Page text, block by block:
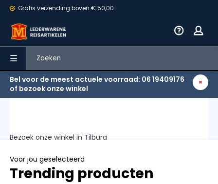
Gratis verzending boven € 50,00
Bel voor de meest actuele voorraad: 06 19409176
of bezoek onze winkel
Bezoek onze winkel in Tilburg
Voor jou geselecteerd
Trending producten